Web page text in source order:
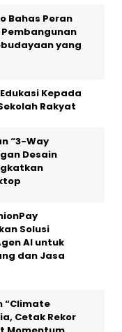
Bahas Peran
yang
Kepada
Rakyat
“3-Way
Desain
Solusi
AI untuk
dan Jasa
“Climate
Cetak Rekor